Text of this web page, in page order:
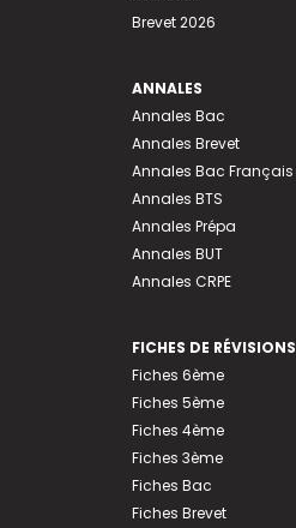
Brevet 2026
ANNALES
Annales Bac
Annales Brevet
Annales Bac Français
Annales BTS
Annales Prépa
Annales BUT
Annales CRPE
FICHES DE RÉVISIONS
Fiches 6ème
Fiches 5ème
Fiches 4ème
Fiches 3ème
Fiches Bac
Fiches Brevet